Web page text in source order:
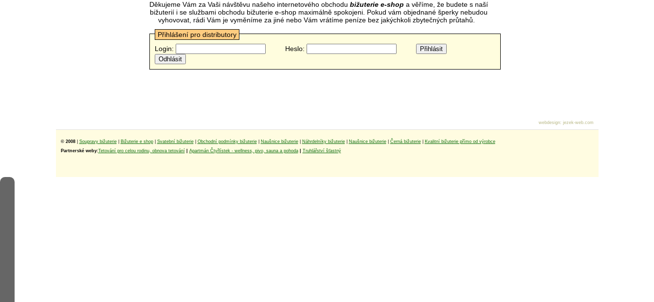
Děkujeme Vám za Vaši návštěvu našeho internetového obchodu bižuterie e-shop a věříme, že budete s naší
bižuterií i se službami obchodu bižuterie e-shop maximálně spokojeni. Pokud vám objednané šperky nebudou
vyhovovat, rádi Vám je vyměníme za jiné nebo Vám vrátíme peníze bez jakýchkoli zbytečných průtahů.
Přihlášení pro distributory
Login:
Heslo:
© 2008 Soupravy bižuterie| Bižuterie e shop| Svatební bižuterie| Obchodní podmínky bižuterie| Naušnice bižuterie| Náhrdelníky bižuterie| Naušnice bižuterie| Černá bižuterie|
Kvalitní bižuterie přímo od výrobce
Partnerské weby:Tetování pro celou rodinu, obnova tetování Apartmán Čtyřlístek - wellness, pivo, sauna a pohoda| Truhlářství šťastný
webdesign: jezek-web.com